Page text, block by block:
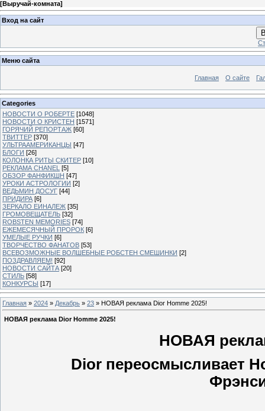
[Выручай-комната]
Вход на сайт
Меню сайта
Главная О сайте
Categories
НОВОСТИ О РОБЕРТЕ [1048]
НОВОСТИ О КРИСТЕН [1571]
ГОРЯЧИЙ РЕПОРТАЖ [60]
ТВИТТЕР [370]
УЛЬТРААМЕРИКАНЦЫ [47]
БЛОГИ [26]
КОЛОНКА РИТЫ СКИТЕР [10]
РЕКЛАМА CHANEL [5]
ОБЗОР ФАНФИКШН [47]
УРОКИ АСТРОЛОГИИ [2]
ВЕДЬМИН ДОСУГ [44]
ПРИДИРА [6]
ЗЕРКАЛО ЕИНАЛЕЖ [35]
ГРОМОВЕЩАТЕЛЬ [32]
ROBSTEN MEMORIES [74]
ЕЖЕМЕСЯЧНЫЙ ПРОРОК [6]
УМЕЛЫЕ РУЧКИ [6]
ТВОРЧЕСТВО ФАНАТОВ [53]
ВСЕВОЗМОЖНЫЕ ВОЛШЕБНЫЕ РОБСТЕН СМЕШИНКИ [2]
ПОЗДРАВЛЯЕМ! [92]
НОВОСТИ САЙТА [20]
СТИЛЬ [58]
КОНКУРСЫ [17]
Главная » 2024 » Декабрь » 23 » НОВАЯ реклама Dior Homme 2025!
НОВАЯ реклама Dior Homme 2025!
НОВАЯ
Dior переосмысливает